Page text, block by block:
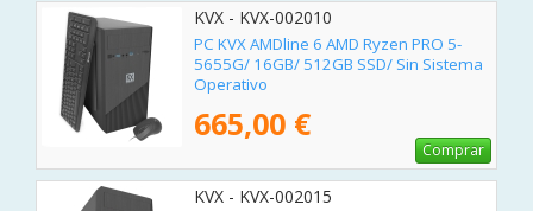
KVX - KVX-002010
PC KVX AMDline 6 AMD Ryzen PRO 5-
5655G/ 16GB/ 512GB SSD/ Sin Sistema
Operativo
665,00 €
Comprar
KVX - KVX-002015